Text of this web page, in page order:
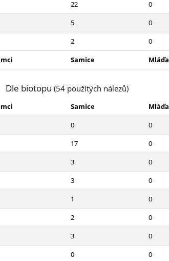
22 0
5 0
2 0
Samice
Dle biotopu (54 použitých nálezů)
Samice
0 0
17 0
3 0
3 0
1 0
2 0
3 0
0 0